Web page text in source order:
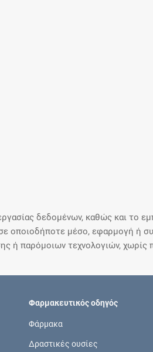
δεδομένων, καθώς και το
οποιοδήποτε μέσο, εφαρμογή ή
ή παρόμοιων τεχνολογιών, χωρίς
Φαρμακευτικός οδηγός
Φάρμακα
Δραστικές ουσίες